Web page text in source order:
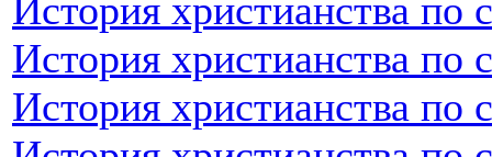
История христианства по
История христианства по
История христианства